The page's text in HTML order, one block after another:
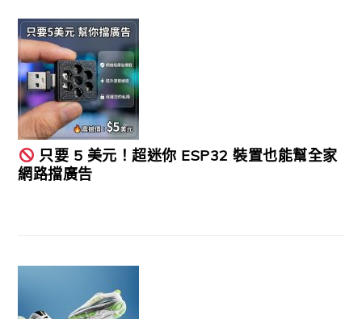
只要 5 美元！超迷你 ESP32 裝置也能幫全家
網路擋廣告